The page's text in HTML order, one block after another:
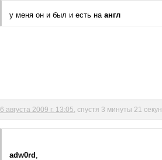
у меня он и был и есть на англ
6 августа 2009 г. 13:05 , спустя 3 минуты 21
adw0rd ,